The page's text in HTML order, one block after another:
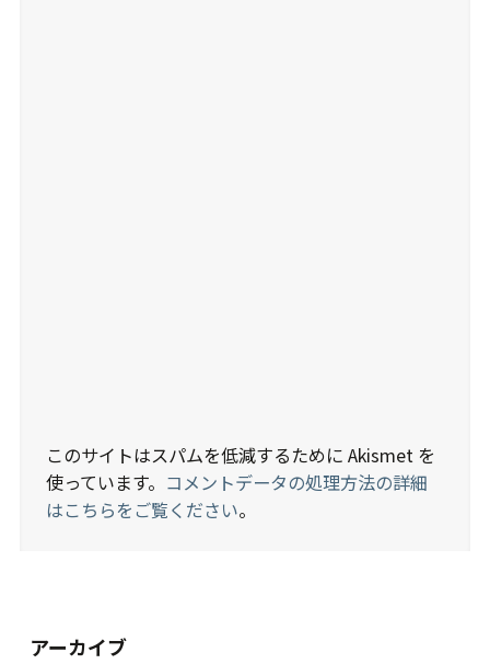
このサイトはスパムを低減するために Akismet を
使っています。 コメントデータの処理方法の詳細
はこちらをご覧ください。
アーカイブ